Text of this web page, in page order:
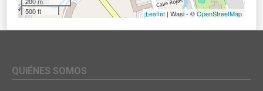
500 ft
Leaflet | Wasi - ©OpenStreetMap
QUIÉNES SOMOS